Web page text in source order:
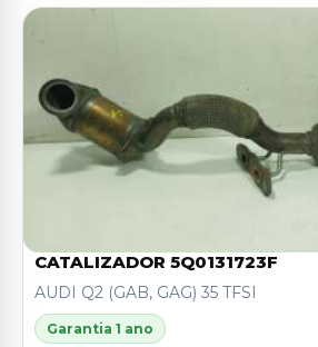
CATALIZADOR 5Q0131723F
AUDI Q2 (GAB, GAG) 35 TFSI
Garantia 1 ano